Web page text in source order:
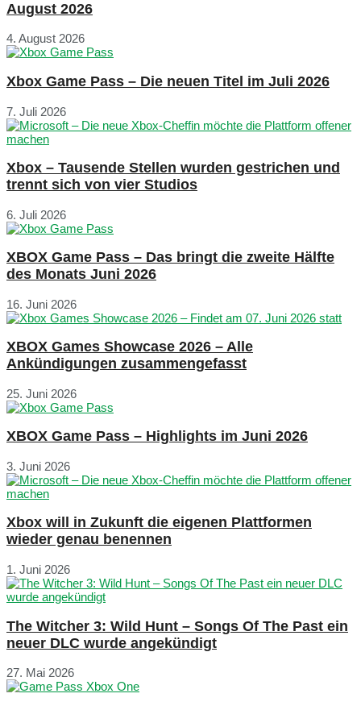
August 2026
4. August 2026
Xbox Game Pass – Die neuen Titel im Juli 2026
7. Juli 2026
Xbox – Tausende Stellen wurden gestrichen und
trennt sich von vier Studios
6. Juli 2026
XBOX Game Pass – Das bringt die zweite Hälfte
des Monats Juni 2026
16. Juni 2026
XBOX Games Showcase 2026 – Alle
Ankündigungen zusammengefasst
25. Juni 2026
XBOX Game Pass – Highlights im Juni 2026
3. Juni 2026
Xbox will in Zukunft die eigenen Plattformen
wieder genau benennen
1. Juni 2026
The Witcher 3: Wild Hunt – Songs Of The Past ein
neuer DLC wurde angekündigt
27. Mai 2026